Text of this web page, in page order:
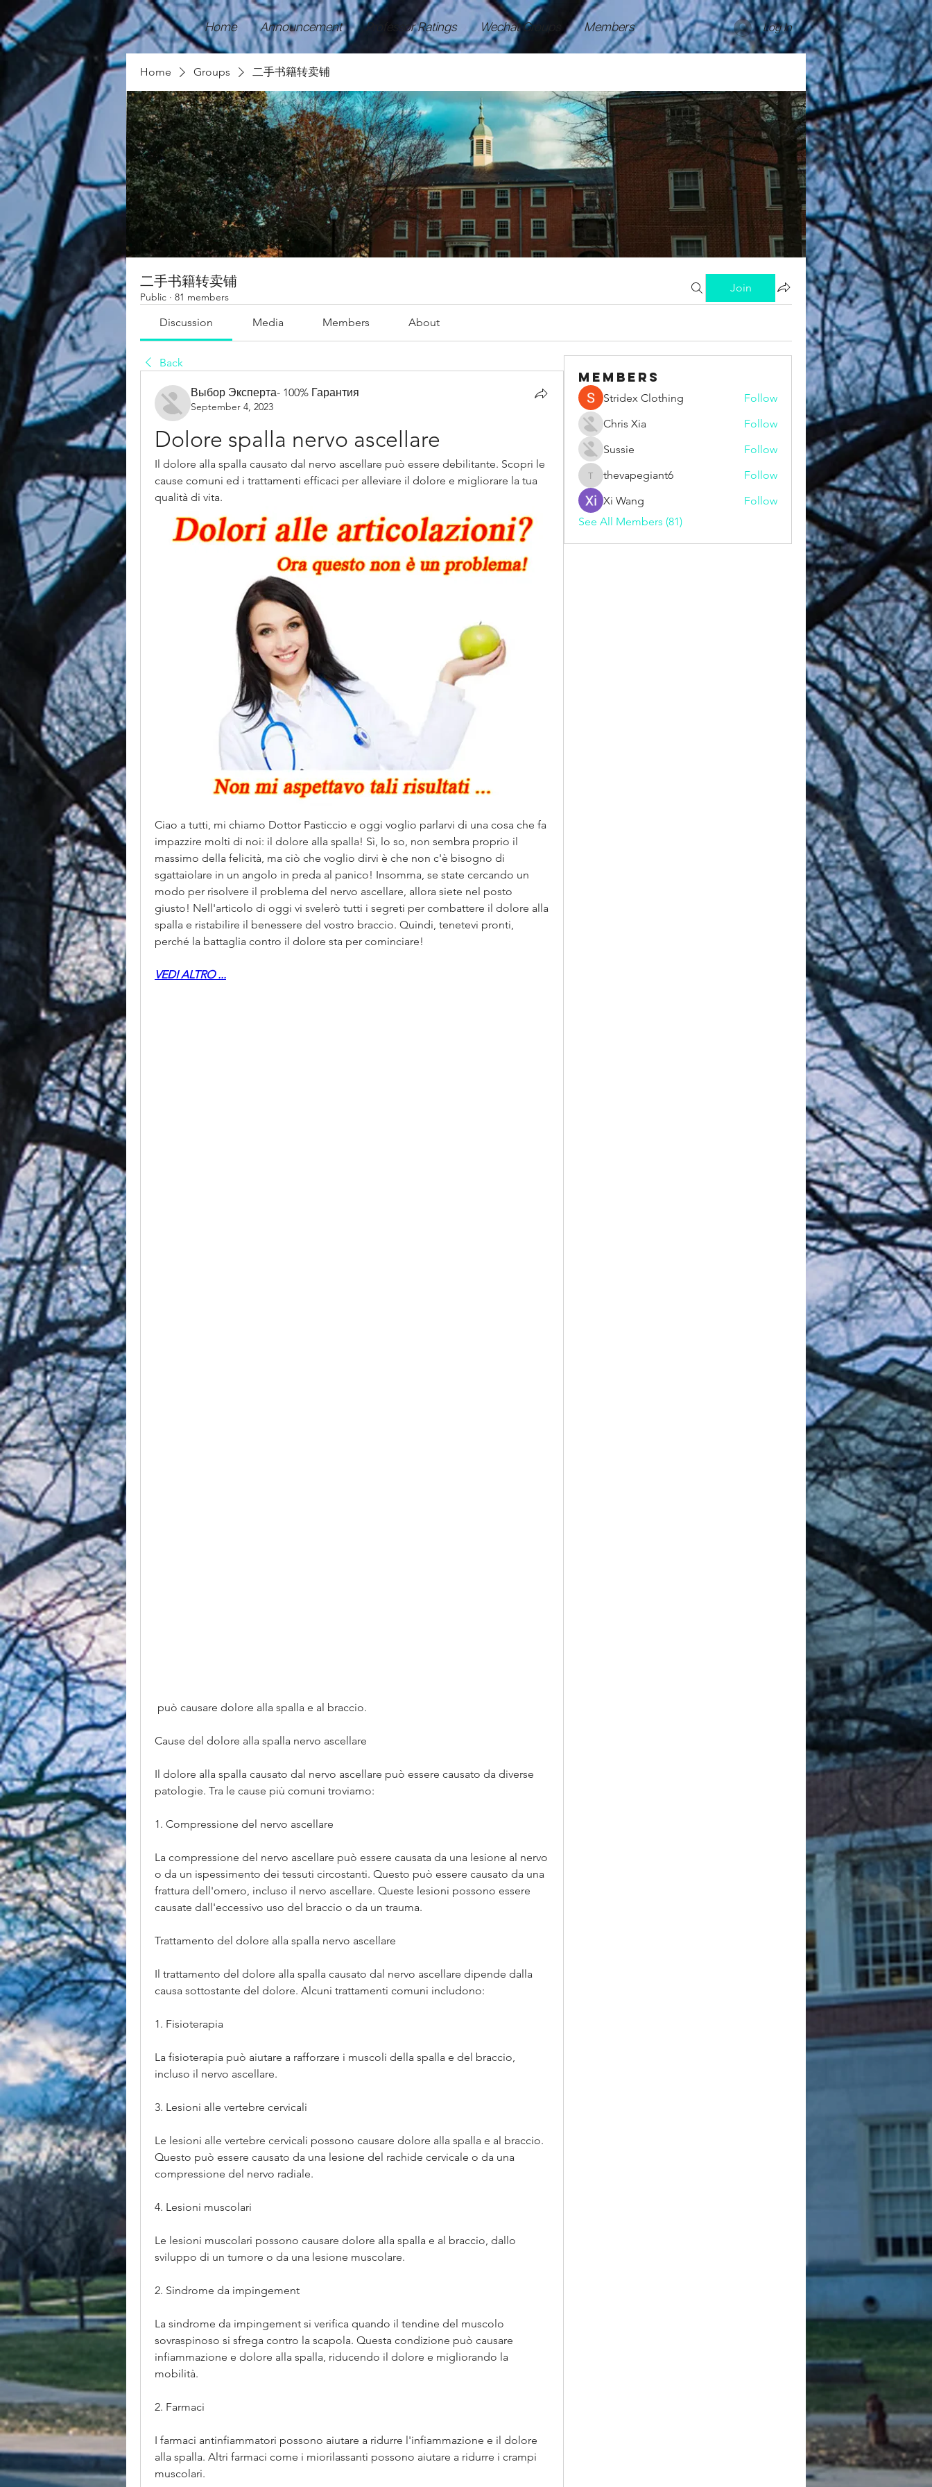
Home Announcement Professor Ratings Wechat Groups Members Log In
Home Groups 二手书籍转卖铺
二手书籍转卖铺
Public · 81 members
Join
Discussion Media Members About
Back
Выбор Эксперта- 100% Гарантия
September 4, 2023
Dolore spalla nervo ascellare
Il dolore alla spalla causato dal nervo ascellare può essere debilitante. Scopri le
cause comuni ed i trattamenti efficaci per alleviare il dolore e migliorare la tua
qualità di vita.
Ciao a tutti, mi chiamo Dottor Pasticcio e oggi voglio parlarvi di una cosa che fa
impazzire molti di noi: il dolore alla spalla! Sì, lo so, non sembra proprio il
massimo della felicità, ma ciò che voglio dirvi è che non c'è bisogno di
sgattaiolare in un angolo in preda al panico! Insomma, se state cercando un
modo per risolvere il problema del nervo ascellare, allora siete nel posto
giusto! Nell'articolo di oggi vi svelerò tutti i segreti per combattere il dolore alla
spalla e ristabilire il benessere del vostro braccio. Quindi, tenetevi pronti,
perché la battaglia contro il dolore sta per cominciare!
VEDI ALTRO ...
può causare dolore alla spalla e al braccio.
Cause del dolore alla spalla nervo ascellare
Il dolore alla spalla causato dal nervo ascellare può essere causato da diverse
patologie. Tra le cause più comuni troviamo:
1. Compressione del nervo ascellare
La compressione del nervo ascellare può essere causata da una lesione al nervo
o da un ispessimento dei tessuti circostanti. Questo può essere causato da una
frattura dell'omero, incluso il nervo ascellare. Queste lesioni possono essere
causate dall'eccessivo uso del braccio o da un trauma.
Trattamento del dolore alla spalla nervo ascellare
Il trattamento del dolore alla spalla causato dal nervo ascellare dipende dalla
causa sottostante del dolore. Alcuni trattamenti comuni includono:
1. Fisioterapia
La fisioterapia può aiutare a rafforzare i muscoli della spalla e del braccio,
incluso il nervo ascellare.
3. Lesioni alle vertebre cervicali
Le lesioni alle vertebre cervicali possono causare dolore alla spalla e al braccio.
Questo può essere causato da una lesione del rachide cervicale o da una
compressione del nervo radiale.
4. Lesioni muscolari
Le lesioni muscolari possono causare dolore alla spalla e al braccio, dallo
sviluppo di un tumore o da una lesione muscolare.
2. Sindrome da impingement
La sindrome da impingement si verifica quando il tendine del muscolo
sovraspinoso si sfrega contro la scapola. Questa condizione può causare
infiammazione e dolore alla spalla, riducendo il dolore e migliorando la
mobilità.
2. Farmaci
I farmaci antinfiammatori possono aiutare a ridurre l'infiammazione e il dolore
alla spalla. Altri farmaci come i miorilassanti possono aiutare a ridurre i crampi
muscolari.
Members
Stridex Clothing
Follow
Chris Xia
Follow
Sussie
Follow
thevapegiant6
thevapegiant6
Follow
Xi Wang
Follow
See All Members (81)